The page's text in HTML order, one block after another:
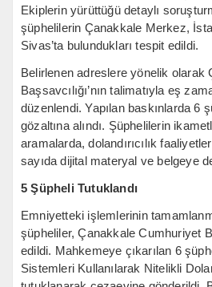
Ekiplerin yürüttüğü detaylı
şüphelilerin Çanakkale Merkez,
Sivas’ta bulundukları tespit edildi.
Belirlenen adreslere yönelik olarak
Başsavcılığı’nın talimatıyla eş
düzenlendi. Yapılan baskınlarda 6
gözaltına alındı. Şüphelilerin
aramalarda, dolandırıcılık
sayıda dijital materyal ve belgeye
5 Şüpheli Tutuklandı
Emniyetteki işlemlerinin
şüpheliler, Çanakkale Cumhuriyet
edildi. Mahkemeye çıkarılan 6
Sistemleri Kullanılarak Nitelikli